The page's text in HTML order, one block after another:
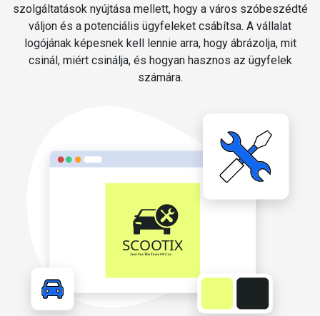
szolgáltatások nyújtása mellett, hogy a város szóbeszédté
váljon és a potenciális ügyfeleket csábítsa. A vállalat
logójának képesnek kell lennie arra, hogy ábrázolja, mit
csinál, miért csinálja, és hogyan hasznos az ügyfelek
számára.